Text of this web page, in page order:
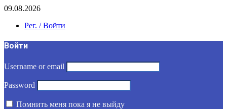
09.08.2026
Рег. / Войти
Войти
Username or email
Password
Помнить меня пока я не выйду